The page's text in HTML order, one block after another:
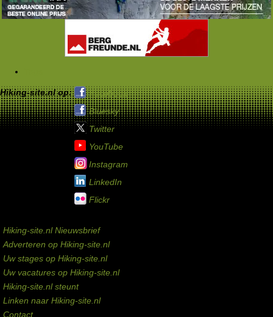
Hiking-site.nl op:
Facebook
Bluesky
Twitter
YouTube
Instagram
LinkedIn
Flickr
Hiking-site.nl Nieuwsbrief
Adverteren op Hiking-site.nl
Uw stages op Hiking-site.nl
Uw vacatures op Hiking-site.nl
Hiking-site.nl steunt
Linken naar Hiking-site.nl
Contact